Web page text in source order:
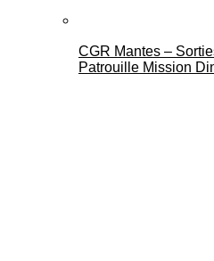
CGR Mantes –
Patrouille Mission